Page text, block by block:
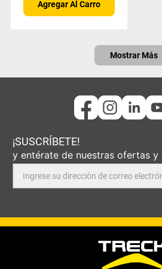
Agregar Al Carro
Mostrar Más
¡SUSCRÍBETE!
y entérate de nuestras ofertas y